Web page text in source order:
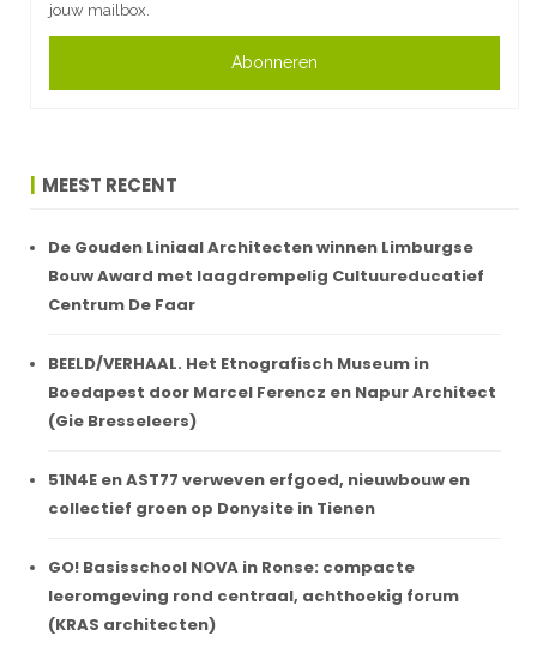
jouw mailbox.
Abonneren
MEEST RECENT
De Gouden Liniaal Architecten winnen Limburgse
Bouw Award met laagdrempelig Cultuureducatief
Centrum De Faar
BEELD/VERHAAL. Het Etnografisch Museum in
Boedapest door Marcel Ferencz en Napur Architect
(Gie Bresseleers)
51N4E en AST77 verweven erfgoed, nieuwbouw en
collectief groen op Donysite in Tienen
GO! Basisschool NOVA in Ronse: compacte
leeromgeving rond centraal, achthoekig forum
(KRAS architecten)